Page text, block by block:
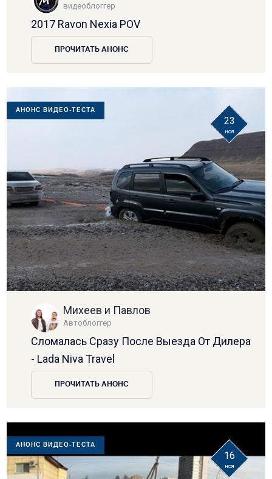
видеоблоггер
2017 Ravon Nexia POV
ПРОЧИТАТЬ АНОНС
АНОНС ВИДЕО-ТЕСТА
23
ноя
Михеев и Павлов
Автоблоггер
Сломалась Сразу После Выезда От Дилера
- Lada Niva Travel
ПРОЧИТАТЬ АНОНС
АНОНС ВИДЕО-ТЕСТА
16
ноя